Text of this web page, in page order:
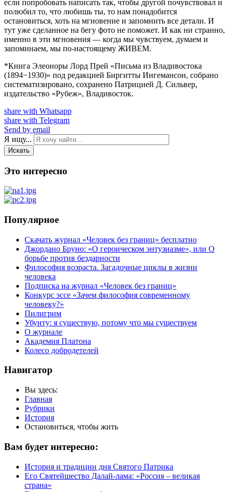
если попробовать написать так, чтобы другой почувствовал и
полюбил то, что любишь ты, то нам понадобится
остановиться, хоть на мгновение и запомнить все детали. И
тут уже сделанное на бегу фото не поможет. И как ни странно,
именно в эти мгновения — когда мы чувствуем, думаем и
запоминаем, мы по-настоящему ЖИВЕМ.
*Книга Элеоноры Лорд Прей «Письма из Владивостока
(1894−1930)» под редакцией Биргитты Ингемансон, собрано
систематизировано, сохранено Патрицией Д. Сильвер,
издательство «Рубеж», Владивосток.
share with Whatsapp
share with Telegram
Send by email
Я ищу...
Искать
Это интересно
Популярное
Скачать журнал «Человек без границ» бесплатно
Джордано Бруно: «О героическом энтузиазме», или О
борьбе против бездарности
Философия возраста. Загадочные циклы в жизни
человека
Подписка на журнал «Человек без границ»
Конкурс эссе «Зачем философия современному
человеку?»
Пилигрим
Убунту: я существую, потому что мы существуем
О журнале
Академия Платона
Колесо добродетелей
Навигатор
Вы здесь:
Главная
Рубрики
История
Остановиться, чтобы жить
Вам будет интересно:
История и традиции дня Святого Патрика
Его Святейшество Далай-лама: «Россия – великая
страна»